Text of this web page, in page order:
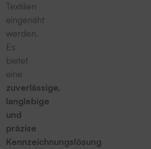
Textilien
eingenäht
werden.
Es
bietet
eine
zuverlässige,
langlebige
und
präzise
Kennzeichnungslösung